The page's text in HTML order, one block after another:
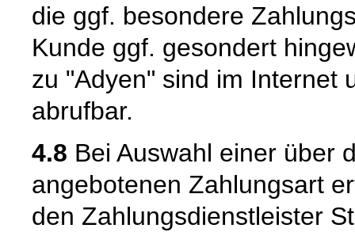
die ggf. besondere
Kunde ggf. gesondert
zu "Adyen" sind im Internet
abrufbar.
4.8 Bei Auswahl einer über
angebotenen Zahlungsart
den Zahlungsdienstleister